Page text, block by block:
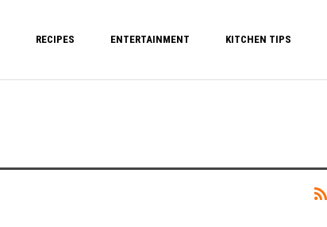
RECIPES ENTERTAINMENT KITCHEN TIPS